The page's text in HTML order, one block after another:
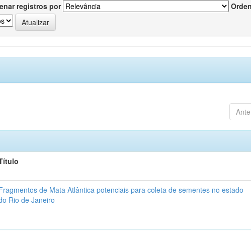
registros por
de Mata Atlântica potenciais para coleta de sementes no estado
Rio de Janeiro